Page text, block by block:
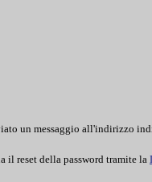
un messaggio all'indirizzo
il reset della password tramite la